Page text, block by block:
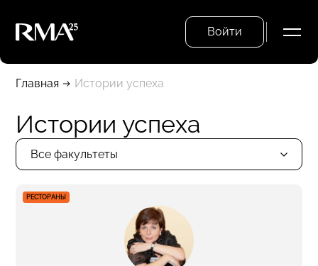
Войти
Главная Истории успеха
Истории успеха
Все факультеты
РЕСТОРАНЫ